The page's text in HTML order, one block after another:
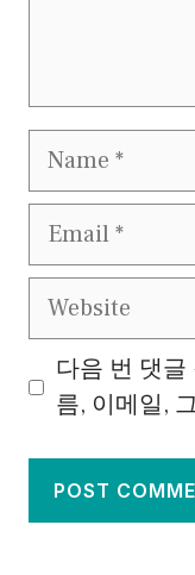
Name
Email
Website
다음 번 댓글
름, 이메일,